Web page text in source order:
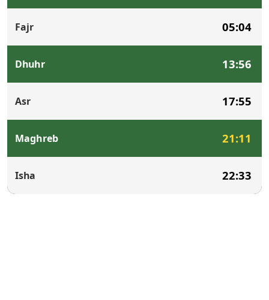
Fajr 05:04
Dhuhr 13:56
Asr 17:55
Maghreb 21:11
Isha 22:33